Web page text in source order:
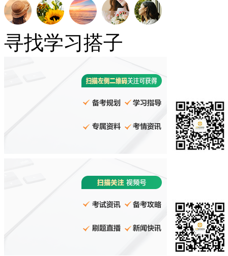
寻找学习搭子